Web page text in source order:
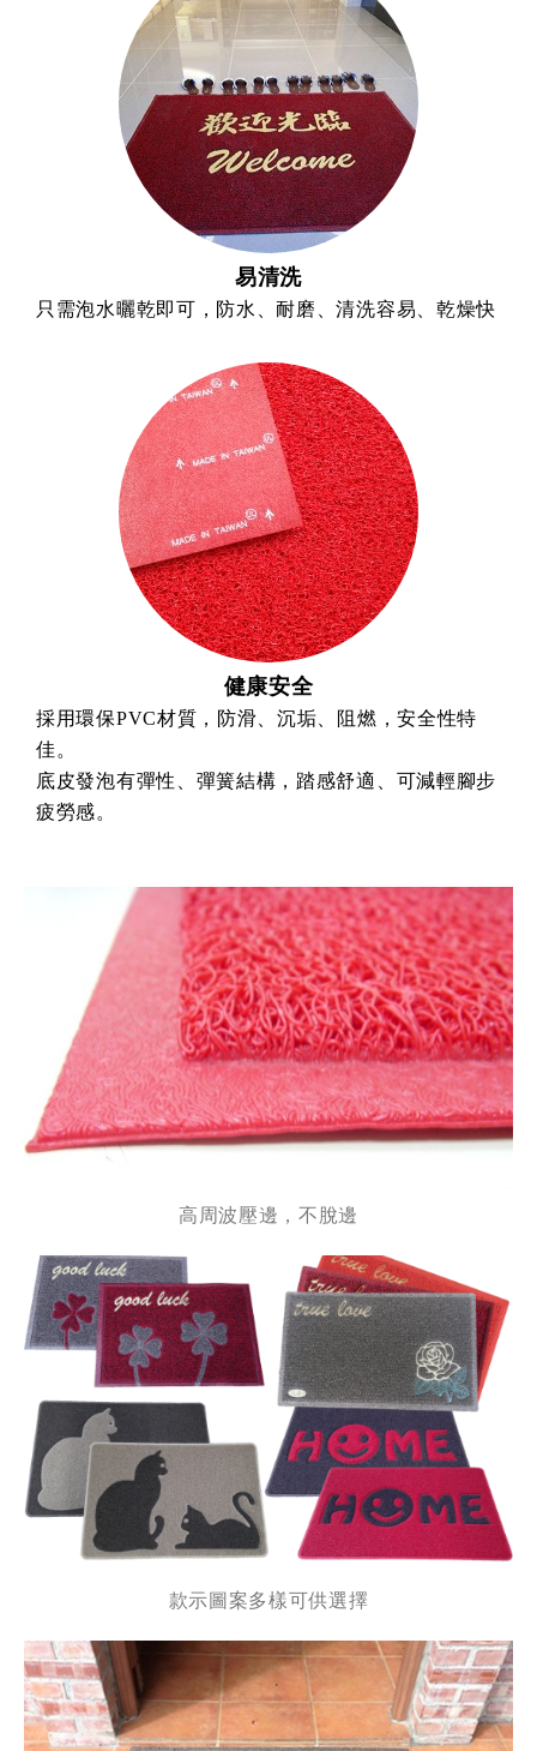
易清洗
只需泡水曬乾即可，防水、耐磨、清洗容易、乾燥快
健康安全
採用環保PVC材質，防滑、沉垢、阻燃，安全性特
佳。
底皮發泡有彈性、彈簧結構，踏感舒適、可減輕腳步
疲勞感。
高周波壓邊，不脫邊
款示圖案多樣可供選擇